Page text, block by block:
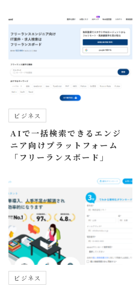
ビジネス
AIで一括検索できるエンジ
ニア向けプラットフォーム
「フリーランスボード」
ビジネス